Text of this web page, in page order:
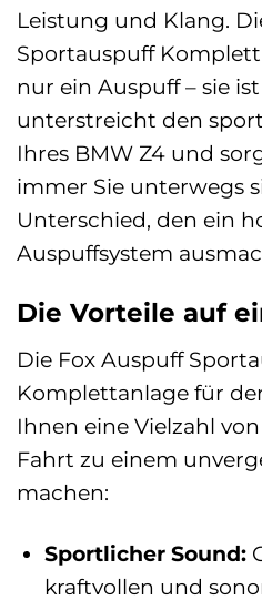
Leistung und Klang.
Sportauspuff
nur ein Auspuff – sie
unterstreicht den
Ihres BMW Z4 und
immer Sie unterwegs
Unterschied, den ein
Auspuffsystem
Die Vorteile auf
Die Fox Auspuff
Komplettanlage für
Ihnen eine Vielzahl
Fahrt zu einem
machen:
Sportlicher Sound:
kraftvollen und